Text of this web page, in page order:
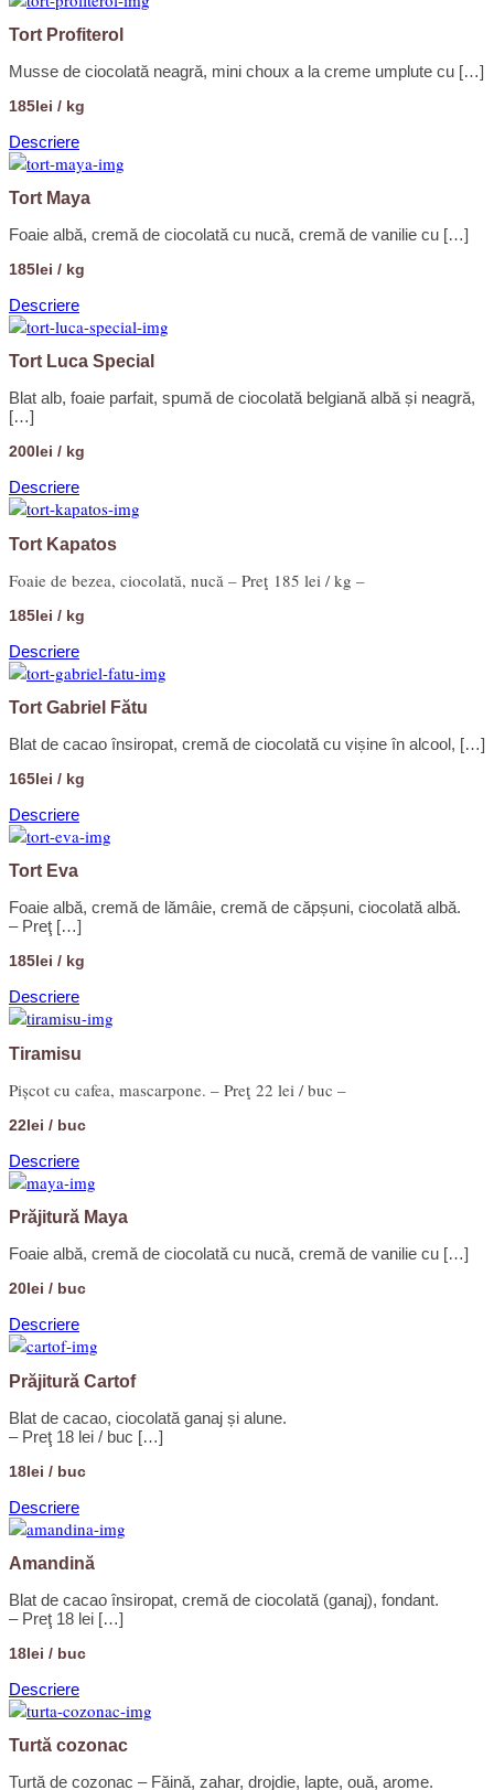
Tort Profiterol
Musse de ciocolată neagră, mini choux a la creme umplute cu […]
185lei / kg
Descriere
Tort Maya
Foaie albă, cremă de ciocolată cu nucă, cremă de vanilie cu […]
185lei / kg
Descriere
Tort Luca Special
Blat alb, foaie parfait, spumă de ciocolată belgiană albă și neagră,
[…]
200lei / kg
Descriere
Tort Kapatos
Foaie de bezea, ciocolată, nucă – Preţ 185 lei / kg –
185lei / kg
Descriere
Tort Gabriel Fătu
Blat de cacao însiropat, cremă de ciocolată cu vișine în alcool, […]
165lei / kg
Descriere
Tort Eva
Foaie albă, cremă de lămâie, cremă de căpșuni, ciocolată albă.
– Preţ […]
185lei / kg
Descriere
Tiramisu
Pișcot cu cafea, mascarpone. – Preţ 22 lei / buc –
22lei / buc
Descriere
Prăjitură Maya
Foaie albă, cremă de ciocolată cu nucă, cremă de vanilie cu […]
20lei / buc
Descriere
Prăjitură Cartof
Blat de cacao, ciocolată ganaj și alune.
– Preţ 18 lei / buc […]
18lei / buc
Descriere
Amandină
Blat de cacao însiropat, cremă de ciocolată (ganaj), fondant.
– Preţ 18 lei […]
18lei / buc
Descriere
Turtă cozonac
Turtă de cozonac – Făină, zahar, drojdie, lapte, ouă, arome.